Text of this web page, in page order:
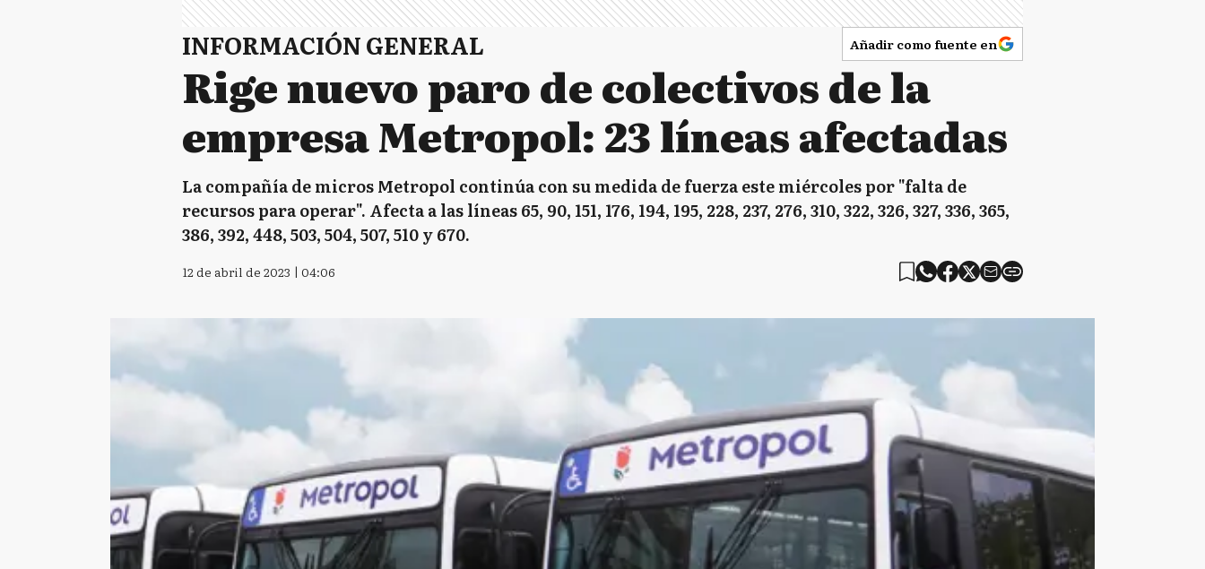
INFORMACIÓN GENERAL Añadir como fuente en
Rige nuevo paro de colectivos de la
empresa Metropol: 23 líneas afectadas
La compañía de micros Metropol continúa con su medida de fuerza este miércoles por "falta de
recursos para operar". Afecta a las líneas 65, 90, 151, 176, 194, 195, 228, 237, 276, 310, 322, 326, 327, 336, 365,
386, 392, 448, 503, 504, 507, 510 y 670.
12 de abril de 2023 | 04:06